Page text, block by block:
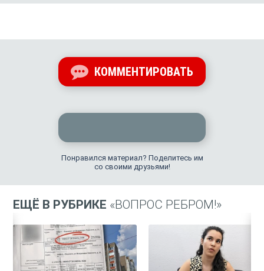
КОММЕНТИРОВАТЬ
Понравился материал? Поделитесь им
со своими друзьями!
ЕЩЁ В РУБРИКЕ «ВОПРОС РЕБРОМ!»